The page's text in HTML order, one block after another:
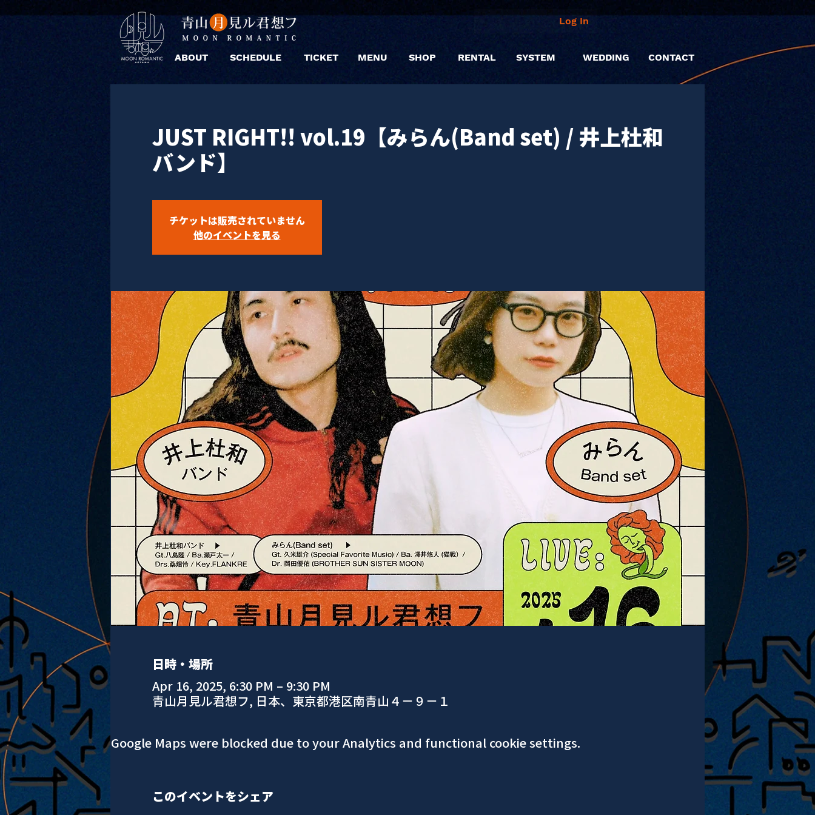
ABOUT SCHEDULE TICKET MENU SHOP
Log In
RENTAL SYSTEM WEDDING CONTACT
JUST RIGHT!! vol.19【みらん(Band set) / 井上杜和
バンド】
チケットは販売されていません
他のイベントを見る
日時・場所
Apr 16, 2025, 6:30 PM – 9:30 PM
青山月見ル君想フ, 日本、東京都港区南青山４−９−１
Google Maps were blocked due to your Analytics and functional cookie settings.
このイベントをシェア